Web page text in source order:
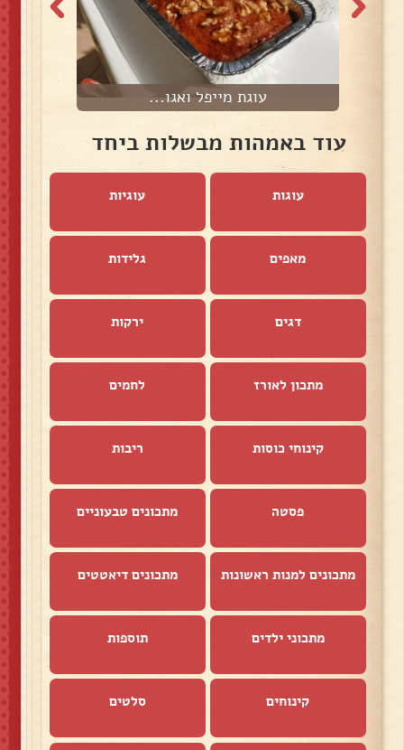
עוגת מייפל ואגו...
עוד באמהות מבשלות ביחד
עוגות עוגיות
מאפים גלידות
דגים ירקות
מתכון לאורז לחמים
קינוחי כוסות ריבות
פסטה מתכונים טבעוניים
מתכונים למנות ראשונות מתכונים דיאטטים
מתכוני ילדים תוספות
קינוחים סלטים